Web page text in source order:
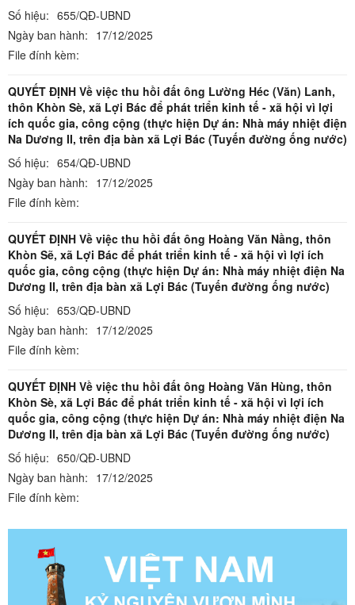
Số hiệu: 655/QĐ-UBND
Ngày ban hành: 17/12/2025
File đính kèm:
QUYẾT ĐỊNH Về việc thu hồi đất ông Lường Héc (Văn) Lanh,
thôn Khòn Sè, xã Lợi Bác để phát triển kinh tế - xã hội vì lợi
ích quốc gia, công cộng (thực hiện Dự án: Nhà máy nhiệt điện
Na Dương II, trên địa bàn xã Lợi Bác (Tuyến đường ống nước)
Số hiệu: 654/QĐ-UBND
Ngày ban hành: 17/12/2025
File đính kèm:
QUYẾT ĐỊNH Về việc thu hồi đất ông Hoàng Văn Nầng, thôn
Khòn Sẽ, xã Lợi Bác để phát triển kinh tế - xã hội vì lợi ích
quốc gia, công cộng (thực hiện Dự án: Nhà máy nhiệt điện Na
Dương II, trên địa bàn xã Lợi Bác (Tuyến đường ống nước)
Số hiệu: 653/QĐ-UBND
Ngày ban hành: 17/12/2025
File đính kèm:
QUYẾT ĐỊNH Về việc thu hồi đất ông Hoàng Văn Hùng, thôn
Khòn Sè, xã Lợi Bác để phát triển kinh tế - xã hội vì lợi ích
quốc gia, công cộng (thực hiện Dự án: Nhà máy nhiệt điện Na
Dương II, trên địa bàn xã Lợi Bác (Tuyến đường ống nước)
Số hiệu: 650/QĐ-UBND
Ngày ban hành: 17/12/2025
File đính kèm: